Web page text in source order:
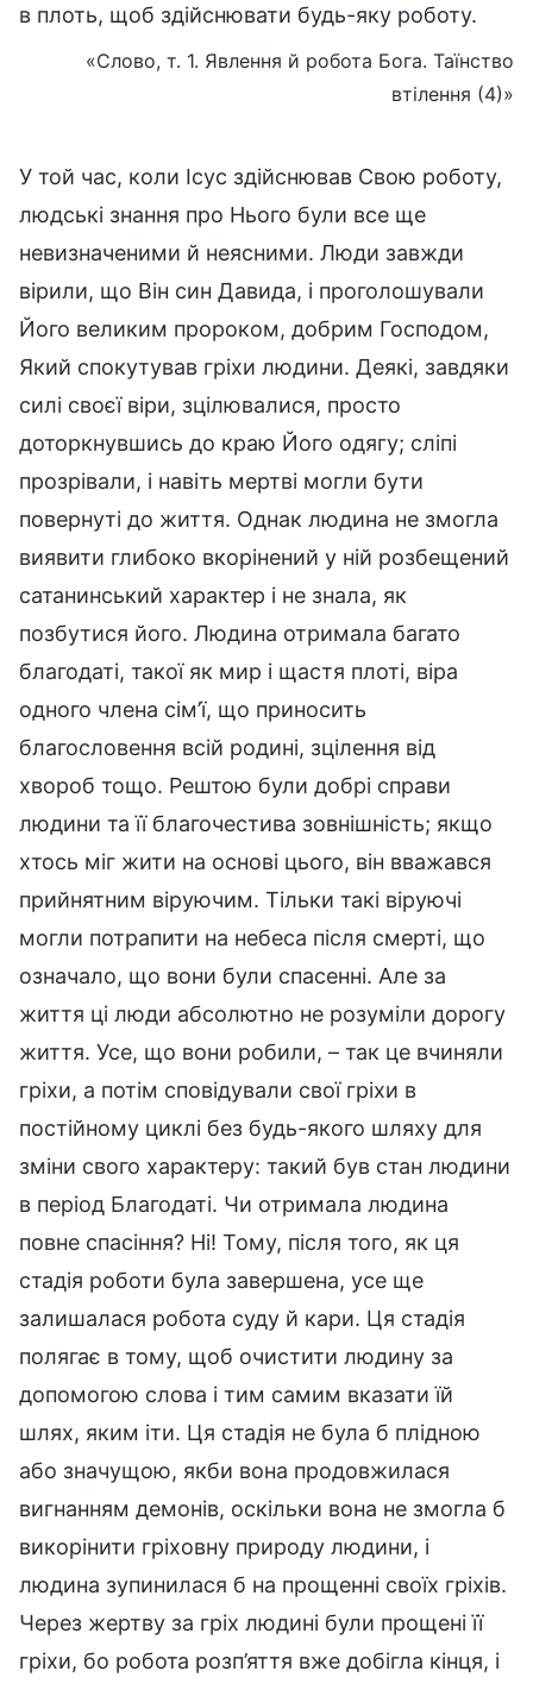
в плоть, щоб здійснювати будь-яку роботу.
«Слово, т. 1. Явлення й робота Бога. Таїнство
втілення (4)»
У той час, коли Ісус здійснював Свою роботу,
людські знання про Нього були все ще
невизначеними й неясними. Люди завжди
вірили, що Він син Давида, і проголошували
Його великим пророком, добрим Господом,
Який спокутував гріхи людини. Деякі, завдяки
силі своєї віри, зцілювалися, просто
доторкнувшись до краю Його одягу; сліпі
прозрівали, і навіть мертві могли бути
повернуті до життя. Однак людина не змогла
виявити глибоко вкорінений у ній розбещений
сатанинський характер і не знала, як
позбутися його. Людина отримала багато
благодаті, такої як мир і щастя плоті, віра
одного члена сім’ї, що приносить
благословення всій родині, зцілення від
хвороб тощо. Рештою були добрі справи
людини та її благочестива зовнішність; якщо
хтось міг жити на основі цього, він вважався
прийнятним віруючим. Тільки такі віруючі
могли потрапити на небеса після смерті, що
означало, що вони були спасенні. Але за
життя ці люди абсолютно не розуміли дорогу
життя. Усе, що вони робили, – так це вчиняли
гріхи, а потім сповідували свої гріхи в
постійному циклі без будь-якого шляху для
зміни свого характеру: такий був стан людини
в період Благодаті. Чи отримала людина
повне спасіння? Ні! Тому, після того, як ця
стадія роботи була завершена, усе ще
залишалася робота суду й кари. Ця стадія
полягає в тому, щоб очистити людину за
допомогою слова і тим самим вказати їй
шлях, яким іти. Ця стадія не була б плідною
або значущою, якби вона продовжилася
вигнанням демонів, оскільки вона не змогла б
викорінити гріховну природу людини, і
людина зупинилася б на прощенні своїх гріхів.
Через жертву за гріх людині були прощені її
гріхи, бо робота розп’яття вже добігла кінця, і